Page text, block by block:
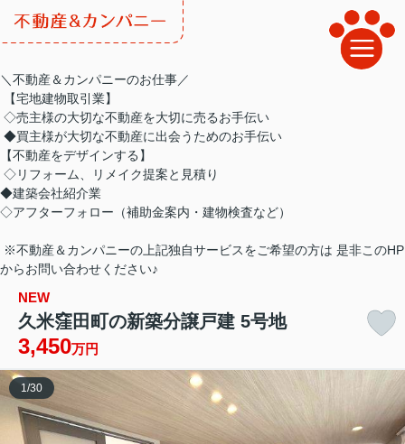
＼不動産＆カンパニーのお仕事／
【宅地建物取引業】
◇売主様の大切な不動産を大切に売るお手伝い
◆買主様が大切な不動産に出会うためのお手伝い
【不動産をデザインする】
◇リフォーム、リメイク提案と見積り
◆建築会社紹介業
◇アフターフォロー（補助金案内・建物検査など）
※不動産＆カンパニーの上記独自サービスをご希望の方は 是非このHP
からお問い合わせください♪
NEW
久米窪田町の新築分譲戸建 5号地
3,450万円
1 /30